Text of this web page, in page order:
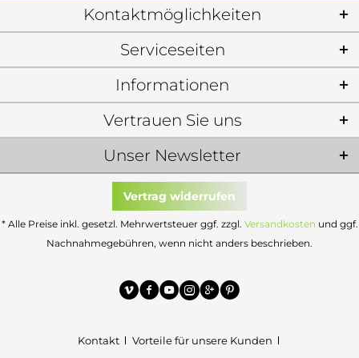
Kontaktmöglichkeiten
Serviceseiten
Informationen
Unser Newsletter
Vertrauen Sie uns
Vertrag widerrufen
* Alle Preise inkl. gesetzl. Mehrwertsteuer ggf. zzgl. Versandkosten und ggf.
Nachnahmegebühren, wenn nicht anders beschrieben.
Kontakt
Vorteile für unsere Kunden